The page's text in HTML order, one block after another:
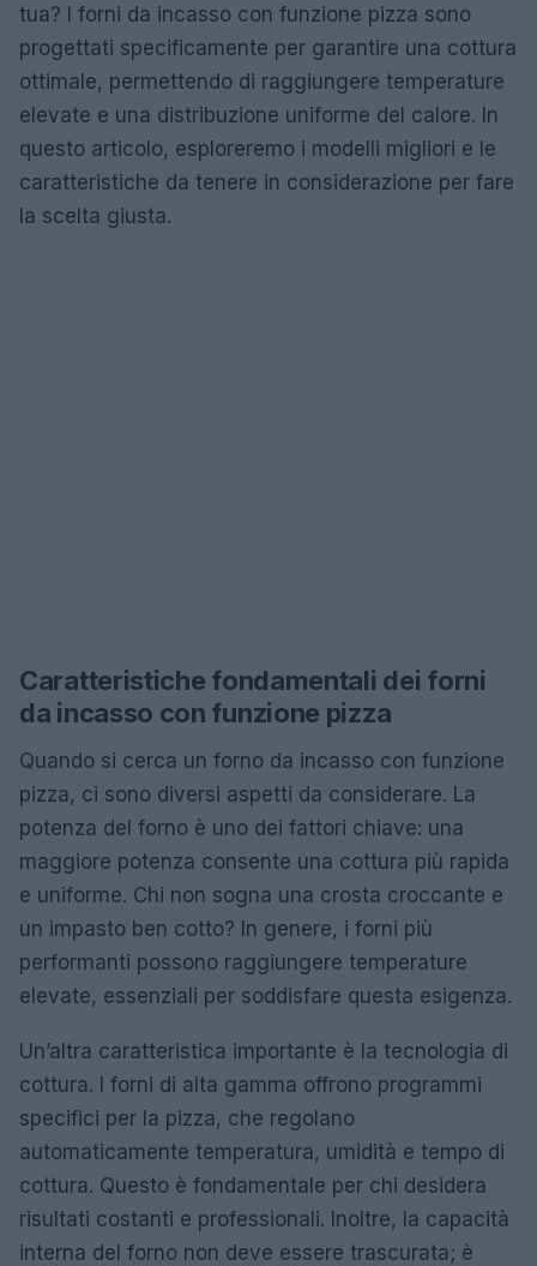
tua? I forni da incasso con funzione pizza sono
progettati specificamente per garantire una cottura
ottimale, permettendo di raggiungere temperature
elevate e una distribuzione uniforme del calore. In
questo articolo, esploreremo i modelli migliori e le
caratteristiche da tenere in considerazione per fare
la scelta giusta.
Caratteristiche fondamentali dei forni
da incasso con funzione pizza
Quando si cerca un forno da incasso con funzione
pizza, ci sono diversi aspetti da considerare. La
potenza del forno è uno dei fattori chiave: una
maggiore potenza consente una cottura più rapida
e uniforme. Chi non sogna una crosta croccante e
un impasto ben cotto? In genere, i forni più
performanti possono raggiungere temperature
elevate, essenziali per soddisfare questa esigenza.
Un’altra caratteristica importante è la tecnologia di
cottura. I forni di alta gamma offrono programmi
specifici per la pizza, che regolano
automaticamente temperatura, umidità e tempo di
cottura. Questo è fondamentale per chi desidera
risultati costanti e professionali. Inoltre, la capacità
interna del forno non deve essere trascurata; è